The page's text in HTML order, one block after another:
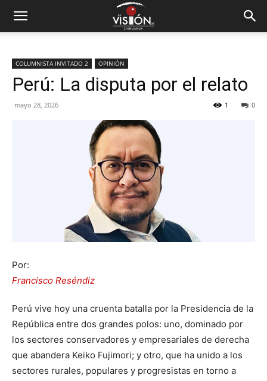
COLUMNISTA INVITADO 2 OPINIÓN
Perú: La disputa por el relato
mayo 28, 2026 0
1
Por:
Francisco Reséndiz
Perú vive hoy una cruenta batalla por la Presidencia de la
República entre dos grandes polos: uno, dominado por
los sectores conservadores y empresariales de derecha
que abandera Keiko Fujimori; y otro, que ha unido a los
sectores rurales, populares y progresistas en torno a